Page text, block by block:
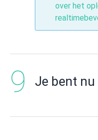
over het
Je bent